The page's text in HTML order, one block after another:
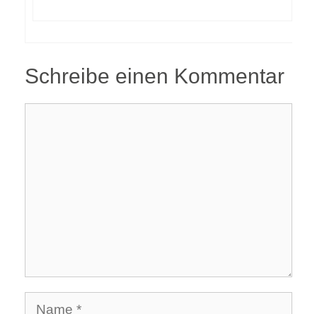
Schreibe einen Kommentar
Name